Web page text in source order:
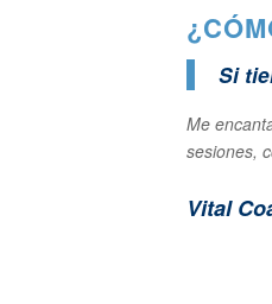
Si
Me
sesiones,
Vital